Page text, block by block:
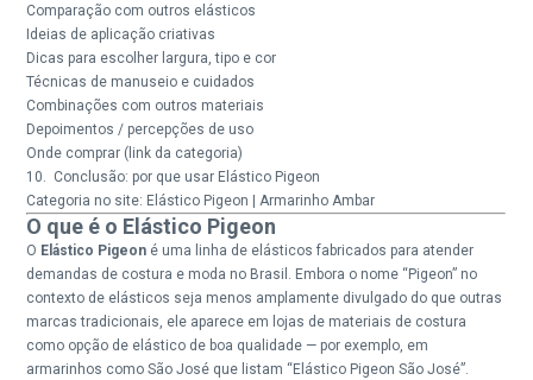
Comparação com outros elásticos
Ideias de aplicação criativas
Dicas para escolher largura, tipo e cor
Técnicas de manuseio e cuidados
Combinações com outros materiais
Depoimentos / percepções de uso
Onde comprar (link da categoria)
10. Conclusão: por que usar Elástico Pigeon
Categoria no site: Elástico Pigeon | Armarinho Ambar
O que é o Elástico Pigeon
O Elástico Pigeon é uma linha de elásticos fabricados para atender
demandas de costura e moda no Brasil. Embora o nome “Pigeon” no
contexto de elásticos seja menos amplamente divulgado do que outras
marcas tradicionais, ele aparece em lojas de materiais de costura
como opção de elástico de boa qualidade — por exemplo, em
armarinhos como São José que listam “Elástico Pigeon São José”.